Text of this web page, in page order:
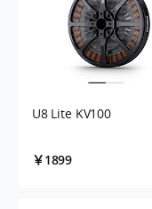
U8 Lite KV100
￥1899